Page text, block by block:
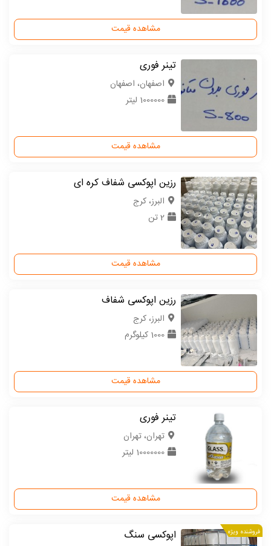
مشاهده قیمت
تینر فوری
اصفهان، اصفهان
1000000 لیتر
مشاهده قیمت
رزین اپوکسی شفاف کره ای
البرز، کرج
2 تن
مشاهده قیمت
رزین اپوکسی شفاف
البرز، کرج
1000 کیلوگرم
مشاهده قیمت
تینر فوری
تهران، تهران
10000000 لیتر
مشاهده قیمت
فروشنده ویژه اپوکسی سنگ